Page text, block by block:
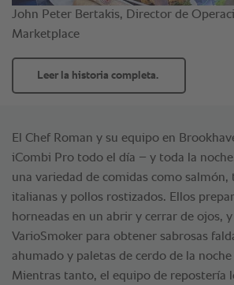
El Chef Roman y su equipo en
iCombi Pro todo el día – y toda la
una variedad de comidas como salmón,
italianas y pollos rostizados. Ellos
horneadas en un abrir y cerrar de ojos,
VarioSmoker para obtener sabrosas
ahumado y paletas de cerdo de la noche
Mientras tanto, el equipo de repostería